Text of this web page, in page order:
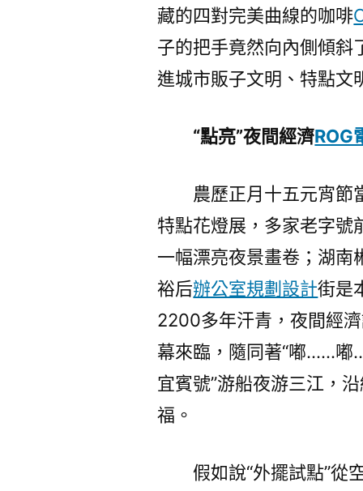
藏的四對完美曲線的咖啡
子的把手竟然向內側傾斜
進城市販子文明、特點文
“點亮”夜間經濟ROG
農歷正月十五元宵節
特點花燈展，多家老字號
一幅漂亮夜景畫卷；湖南
裕后辦公室規劃設計街是
2200多年汗青，夜間經
幕來臨，隨同著“嘟……嘟
宜賓號”游船夜游三江，
福。
假如說“外擺試點”從